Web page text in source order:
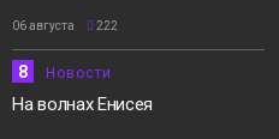
06 августа 222
8 Новости
На волнах Енисея